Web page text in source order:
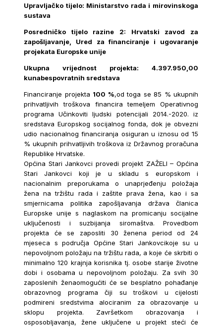
Upravljačko tijelo: Ministarstvo rada i mirovinskoga
sustava
Posredničko tijelo razine 2: Hrvatski zavod za
zapošljavanje, Ured za financiranje i ugovaranje
projekata Europske unije
Ukupna vrijednost projekta: 4.397.950,00
kunabespovratnih sredstava
Financiranje projekta 100 %,od toga se 85 % ukupnih
prihvatljivih troškova financira temeljem Operativnog
programa Učinkoviti ljudski potencijali 2014.-2020. iz
sredstava Europskog socijalnog fonda, dok je obvezni
udio nacionalnog financiranja osiguran u iznosu od 15
% ukupnih prihvatljivih troškova iz Državnog proračuna
Republike Hrvatske.
Općina Stari Jankovci provedi projekt ZAŽELI – Općina
Stari Jankovci koji je u skladu s europskom i
nacionalnim preporukama o unaprjeđenju položaja
žena na tržištu rada i zaštite prava žena, kao i sa
smjernicama politika zapošljavanja država članica
Europske unije s naglaskom na promicanju socijalne
uključenosti i suzbijanja siromaštva. Provedbom
projekta će se zaposliti 30 ženena period od 24
mjeseca s područja Općine Stari Jankovcikoje su u
nepovoljnom položaju na tržištu rada, a koje će skrbiti o
minimalno 120 krajnja korisnika tj. osobe starije životne
dobi i osobama u nepovoljnom položaju. Za svih 30
zaposlenih ženaomogućiti će se besplatno pohađanje
obrazovnog programa čiji su troškovi u cijelosti
podmireni sredstvima alociranim za obrazovanje u
sklopu projekta. Završetkom obrazovanja i
osposobljavanja, žene uključene u projekt steći će